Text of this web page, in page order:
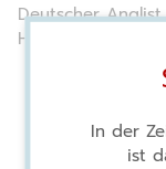
Deutscher
Hamburg
In der
ist